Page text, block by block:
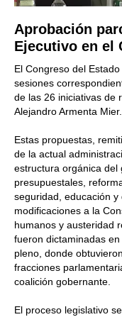
Aprobación
Ejecutivo en el
El Congreso del
sesiones
de las 26 iniciativas de
Alejandro Armenta Mier.
Estas propuestas,
de la actual
estructura orgánica del
presupuestales,
seguridad, educación
modificaciones a la
humanos y austeridad
fueron dictaminadas
pleno, donde
fracciones
coalición gobernante.
El proceso legislativo